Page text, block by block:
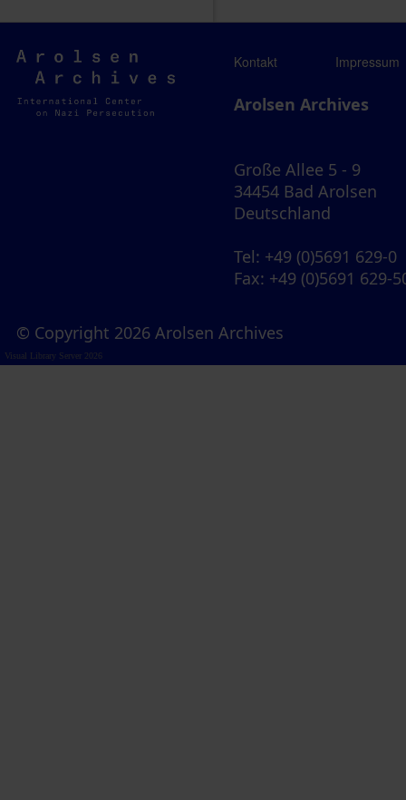
Arolsen
Archives
Kontakt Impressum
Arolsen Archives
Große Allee 5 - 9
34454 Bad Arolsen
Deutschland
Tel: +49 (0)5691 629-0
Fax: +49 (0)5691 629-
© Copyright 2026 Arolsen Archives
Visual Library Server 2026